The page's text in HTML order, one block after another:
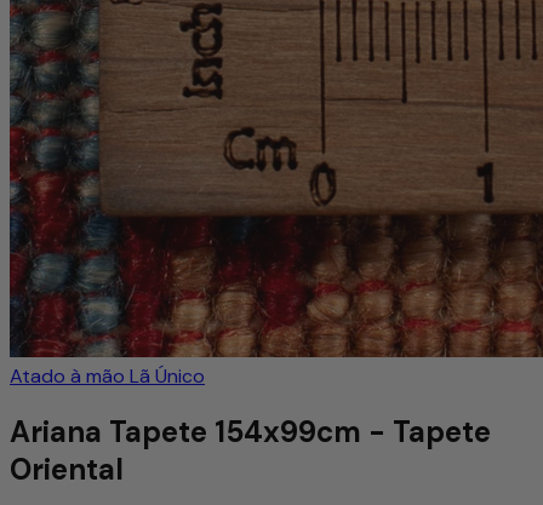
Atado à mão Lã Único
Ariana Tapete 154x99cm - Tapete
Oriental